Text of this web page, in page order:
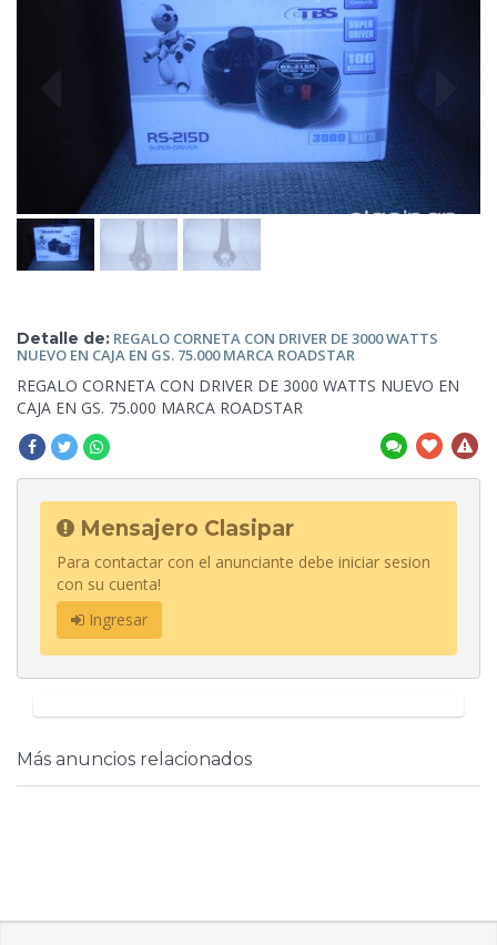
Detalle de: REGALO CORNETA CON DRIVER DE 3000 WATTS
NUEVO EN CAJA EN GS. 75.000 MARCA ROADSTAR
REGALO CORNETA CON DRIVER DE 3000 WATTS NUEVO EN
CAJA EN GS. 75.000 MARCA ROADSTAR
Mensajero Clasipar
Para contactar con el anunciante debe iniciar sesion
con su cuenta!
Ingresar
Más anuncios relacionados